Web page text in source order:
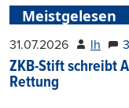
Meistgelesen
31.07.2026 lh
ZKB-Stift schreibt
Rettung